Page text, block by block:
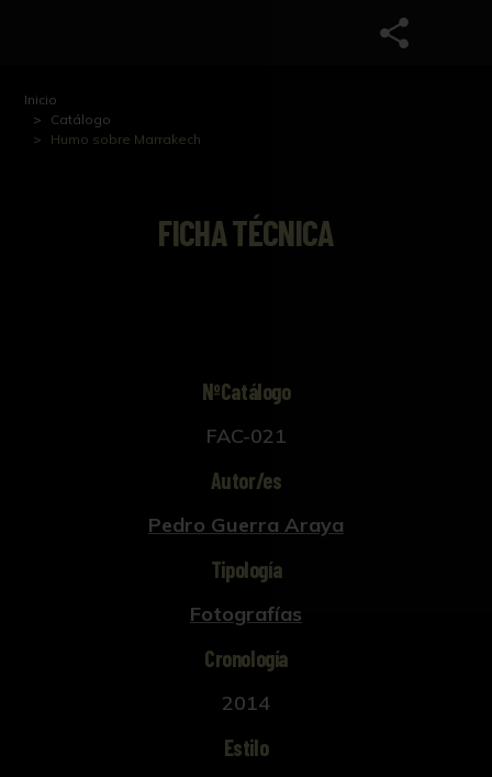
Inicio
Catálogo
Humo sobre Marrakech
FICHA TÉCNICA
NºCatálogo
FAC-021
Autor/es
Pedro Guerra Araya
Tipología
Fotografías
Cronología
2014
Estilo